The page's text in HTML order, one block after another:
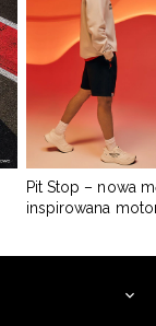
Pit Stop – nowa
inspirowana